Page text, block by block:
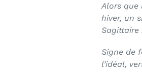
Alors que
hiver, un
Sagittaire
Signe de
l’idéal,